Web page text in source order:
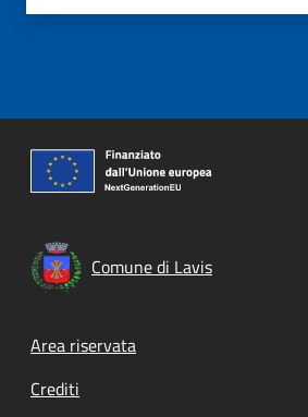
Comune di Lavis
Footer menu
Area riservata
Crediti